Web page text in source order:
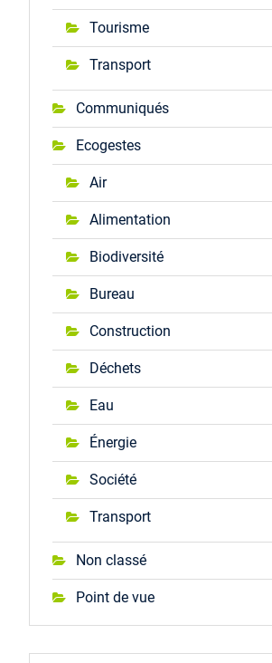
Tourisme
Transport
Communiqués
Ecogestes
Air
Alimentation
Biodiversité
Bureau
Construction
Déchets
Eau
Énergie
Société
Transport
Non classé
Point de vue